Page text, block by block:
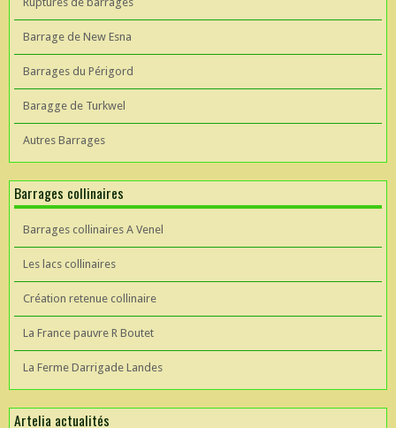
Barrage de New Esna
Barrages du Périgord
Baragge de Turkwel
Autres Barrages
Barrages collinaires
Barrages collinaires A Venel
Les lacs collinaires
Création retenue collinaire
La France pauvre R Boutet
La Ferme Darrigade Landes
Artelia actualités